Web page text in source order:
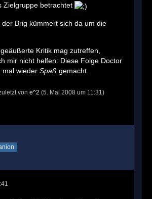
Zielgruppe betrachtet
Brig kümmert sich da um die
Kritik mag zutreffen,
mir nicht helfen: Diese Folge Doctor
mal wieder Spaß gemacht.
von e^2 (5. Mai 2008 um 11:31 )